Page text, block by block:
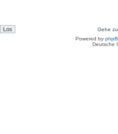
Gehe
Powered by
Deutsche